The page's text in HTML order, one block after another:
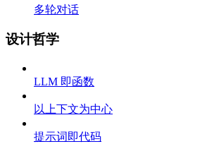
多轮对话
设计哲学
LLM 即函数
以上下文为中心
提示词即代码